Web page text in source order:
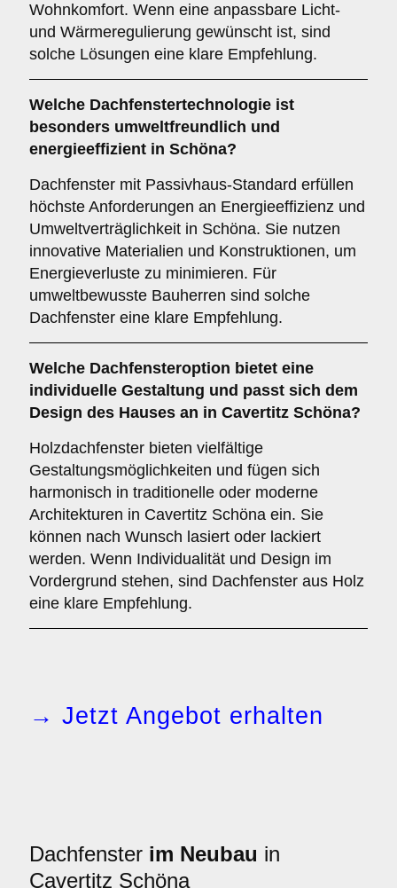
Wohnkomfort. Wenn eine anpassbare Licht-
und Wärmeregulierung gewünscht ist, sind
solche Lösungen eine klare Empfehlung.
Welche Dachfenstertechnologie ist
besonders umweltfreundlich und
energieeffizient in Schöna?
Dachfenster mit Passivhaus-Standard erfüllen
höchste Anforderungen an Energieeffizienz und
Umweltverträglichkeit in Schöna. Sie nutzen
innovative Materialien und Konstruktionen, um
Energieverluste zu minimieren. Für
umweltbewusste Bauherren sind solche
Dachfenster eine klare Empfehlung.
Welche Dachfensteroption bietet eine
individuelle Gestaltung und passt sich dem
Design des Hauses an in Cavertitz Schöna?
Holzdachfenster bieten vielfältige
Gestaltungsmöglichkeiten und fügen sich
harmonisch in traditionelle oder moderne
Architekturen in Cavertitz Schöna ein. Sie
können nach Wunsch lasiert oder lackiert
werden. Wenn Individualität und Design im
Vordergrund stehen, sind Dachfenster aus Holz
eine klare Empfehlung.
→ Jetzt Angebot erhalten
Dachfenster im Neubau in
Cavertitz Schöna